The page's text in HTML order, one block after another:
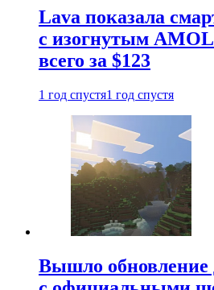
Lava показала
с изогнутым
всего за $123
1 год спустя1 год спустя
Вышло